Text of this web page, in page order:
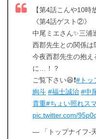
【第4話こんや10時放
《第4話ゲスト②》
中尾ミエさん✨三浦
西郡先生との関係は
今夜西郡先生の抱え
に…！？
ご覧下さい😆❗#トッ
絢斗 #福士誠治 #中
貴重#ちょい照れス
pic.twitter.com/
— 「トップナイフ-